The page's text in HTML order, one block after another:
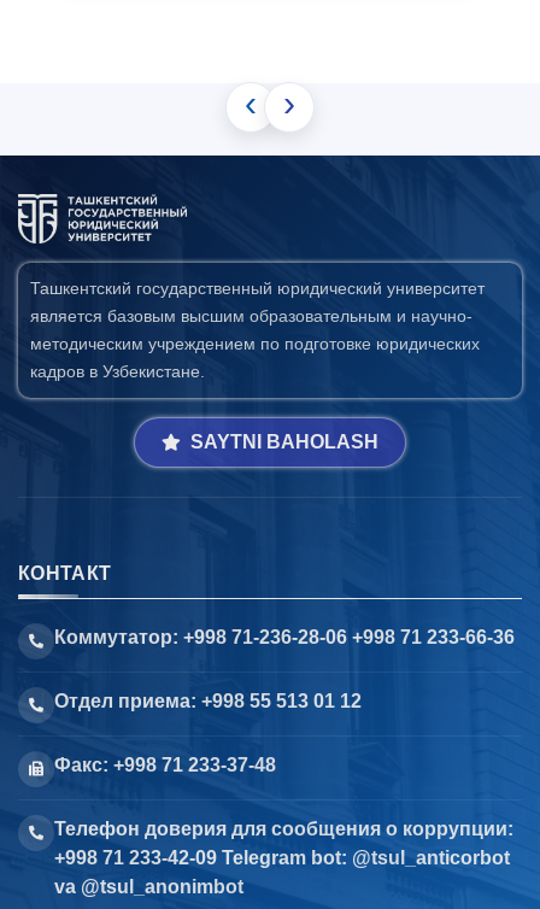
‹ ›
Ташкентский государственный юридический университет
является базовым высшим образовательным и научно-
методическим учреждением по подготовке юридических
кадров в Узбекистане.
SAYTNI BAHOLASH
КОНТАКТ
Коммутатор: +998 71-236-28-06 +998 71 233-66-36
Отдел приема: +998 55 513 01 12
Факс: +998 71 233-37-48
Телефон доверия для сообщения о коррупции:
+998 71 233-42-09 Telegram bot: @tsul_anticorbot
va @tsul_anonimbot